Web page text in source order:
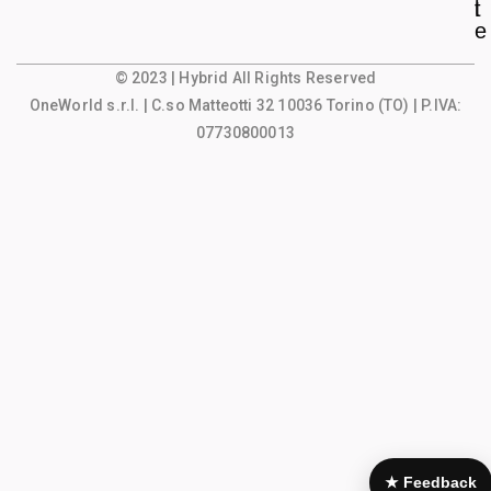
l
e
t
© 2023 | Hybrid All Rights Reserved
OneWorld s.r.l.
| C.so Matteotti 32 10036 Torino (TO) | P.IVA:
07730800013
★ Feedback